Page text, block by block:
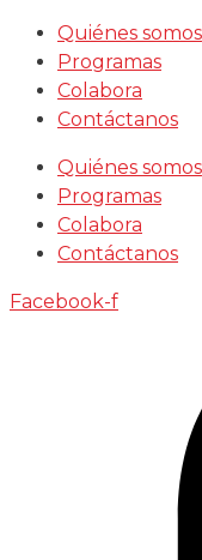
Saltar
contenido
Quiénes somos
Programas
Colabora
Contáctanos
Quiénes somos
Programas
Colabora
Contáctanos
Facebook-f